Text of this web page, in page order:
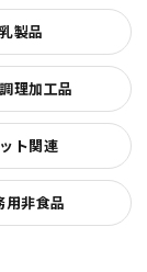
乳製品
理加工品
ト関連
用非食品